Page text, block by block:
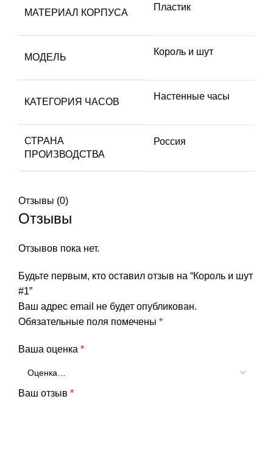
МАТЕРИАЛ КОРПУСА
Пластик
МОДЕЛЬ
Король и шут
КАТЕГОРИЯ ЧАСОВ
Настенные часы
СТРАНА
ПРОИЗВОДСТВА
Россия
Отзывы (0)
Отзывы
Отзывов пока нет.
Будьте первым, кто оставил отзыв на “Король и шут
#1”
Ваш адрес email не будет опубликован.
Обязательные поля помечены *
Ваша оценка *
Ваш отзыв *